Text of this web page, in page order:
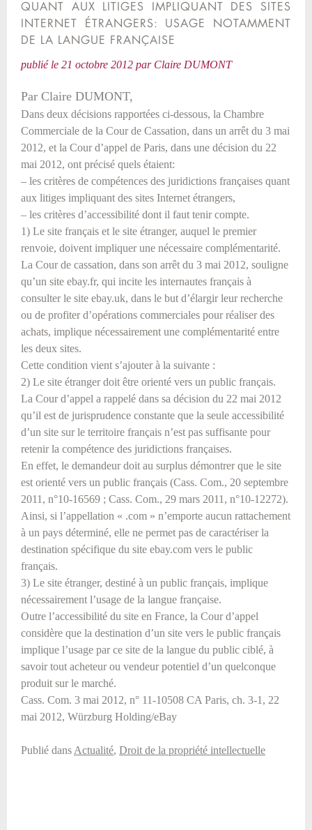
QUANT AUX LITIGES IMPLIQUANT DES SITES
INTERNET ÉTRANGERS: USAGE NOTAMMENT
DE LA LANGUE FRANÇAISE
publié le 21 octobre 2012 par Claire DUMONT
Par Claire DUMONT,
Dans deux décisions rapportées ci-dessous, la Chambre
Commerciale de la Cour de Cassation, dans un arrêt du 3 mai
2012, et la Cour d’appel de Paris, dans une décision du 22
mai 2012, ont précisé quels étaient:
– les critères de compétences des juridictions françaises quant
aux litiges impliquant des sites Internet étrangers,
– les critères d’accessibilité dont il faut tenir compte.
1) Le site français et le site étranger, auquel le premier
renvoie, doivent impliquer une nécessaire complémentarité.
La Cour de cassation, dans son arrêt du 3 mai 2012, souligne
qu’un site ebay.fr, qui incite les internautes français à
consulter le site ebay.uk, dans le but d’élargir leur recherche
ou de profiter d’opérations commerciales pour réaliser des
achats, implique nécessairement une complémentarité entre
les deux sites.
Cette condition vient s’ajouter à la suivante :
2) Le site étranger doit être orienté vers un public français.
La Cour d’appel a rappelé dans sa décision du 22 mai 2012
qu’il est de jurisprudence constante que la seule accessibilité
d’un site sur le territoire français n’est pas suffisante pour
retenir la compétence des juridictions françaises.
En effet, le demandeur doit au surplus démontrer que le site
est orienté vers un public français (Cass. Com., 20 septembre
2011, n°10-16569 ; Cass. Com., 29 mars 2011, n°10-12272).
Ainsi, si l’appellation « .com » n’emporte aucun rattachement
à un pays déterminé, elle ne permet pas de caractériser la
destination spécifique du site ebay.com vers le public
français.
3) Le site étranger, destiné à un public français, implique
nécessairement l’usage de la langue française.
Outre l’accessibilité du site en France, la Cour d’appel
considère que la destination d’un site vers le public français
implique l’usage par ce site de la langue du public ciblé, à
savoir tout acheteur ou vendeur potentiel d’un quelconque
produit sur le marché.
Cass. Com. 3 mai 2012, n° 11-10508 CA Paris, ch. 3-1, 22
mai 2012, Würzburg Holding/eBay
Publié dans Actualité, Droit de la propriété intellectuelle